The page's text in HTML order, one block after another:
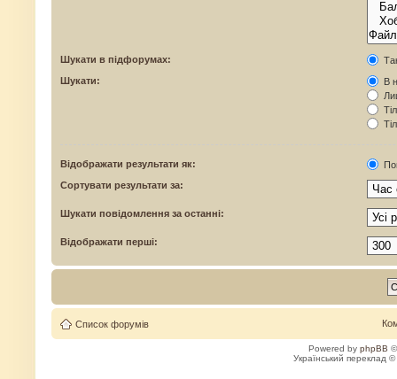
Шукати в підфорумах:
Шукати:
В
Відображати результати як:
Сортувати результати за:
Шукати повідомлення за останні:
Відображати перші:
Список форумів
Powered by phpBB
Український переклад